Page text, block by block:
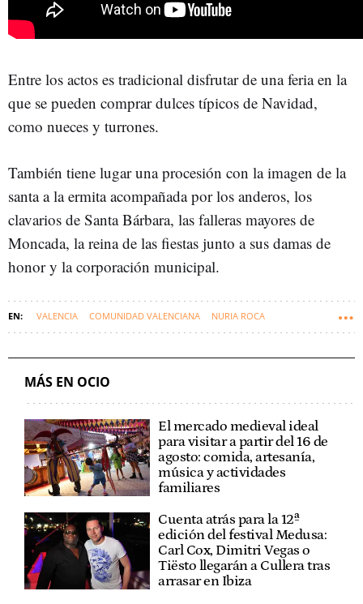
Entre los actos es tradicional disfrutar de una feria en la
que se pueden comprar dulces típicos de Navidad,
como nueces y turrones.
También tiene lugar una procesión con la imagen de la
santa a la ermita acompañada por los anderos, los
clavarios de Santa Bárbara, las falleras mayores de
Moncada, la reina de las fiestas junto a sus damas de
honor y la corporación municipal.
VALENCIA COMUNIDAD VALENCIANA NURIA ROCA
MÁS EN OCIO
El mercado medieval ideal
para visitar a partir del 16 de
agosto: comida, artesanía,
música y actividades
familiares
Cuenta atrás para la 12ª
edición del festival Medusa:
Carl Cox, Dimitri Vegas o
Tiësto llegarán a Cullera tras
arrasar en Ibiza